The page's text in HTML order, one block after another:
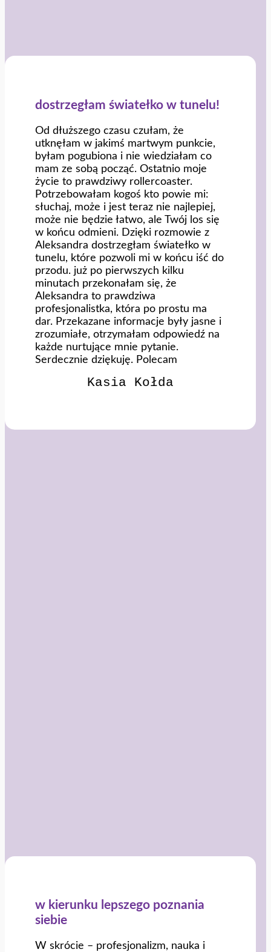
dostrzegłam światełko w tunelu!
Od dłuższego czasu czułam, że
utknęłam w jakimś martwym punkcie,
byłam pogubiona i nie wiedziałam co
mam ze sobą począć. Ostatnio moje
życie to prawdziwy rollercoaster.
Potrzebowałam kogoś kto powie mi:
słuchaj, może i jest teraz nie najlepiej,
może nie będzie łatwo, ale Twój los się
w końcu odmieni. Dzięki rozmowie z
Aleksandra dostrzegłam światełko w
tunelu, które pozwoli mi w końcu iść do
przodu. już po pierwszych kilku
minutach przekonałam się, że
Aleksandra to prawdziwa
profesjonalistka, która po prostu ma
dar. Przekazane informacje były jasne i
zrozumiałe, otrzymałam odpowiedź na
każde nurtujące mnie pytanie.
Serdecznie dziękuję. Polecam
Kasia Kołda
w kierunku lepszego poznania
siebie
W skrócie – profesjonalizm, nauka i